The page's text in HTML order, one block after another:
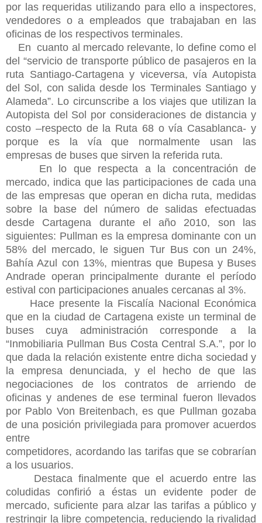
por las requeridas utilizando para ello a inspectores,
vendedores o a empleados que trabajaban en las
oficinas de los respectivos terminales.
En cuanto al mercado relevante, lo define como el
del “servicio de transporte público de pasajeros en la
ruta Santiago-Cartagena y viceversa, vía Autopista
del Sol, con salida desde los Terminales Santiago y
Alameda”. Lo circunscribe a los viajes que utilizan la
Autopista del Sol por consideraciones de distancia y
costo –respecto de la Ruta 68 o vía Casablanca- y
porque es la vía que normalmente usan las
empresas de buses que sirven la referida ruta.
En lo que respecta a la concentración de
mercado, indica que las participaciones de cada una
de las empresas que operan en dicha ruta, medidas
sobre la base del número de salidas efectuadas
desde Cartagena durante el año 2010, son las
siguientes: Pullman es la empresa dominante con un
58% del mercado, le siguen Tur Bus con un 24%,
Bahía Azul con 13%, mientras que Bupesa y Buses
Andrade operan principalmente durante el período
estival con participaciones anuales cercanas al 3%.
Hace presente la Fiscalía Nacional Económica
que en la ciudad de Cartagena existe un terminal de
buses cuya administración corresponde a la
“Inmobiliaria Pullman Bus Costa Central S.A.”, por lo
que dada la relación existente entre dicha sociedad y
la empresa denunciada, y el hecho de que las
negociaciones de los contratos de arriendo de
oficinas y andenes de ese terminal fueron llevados
por Pablo Von Breitenbach, es que Pullman gozaba
de una posición privilegiada para promover acuerdos
entre
competidores, acordando las tarifas que se cobrarían
a los usuarios.
Destaca finalmente que el acuerdo entre las
coludidas confirió a éstas un evidente poder de
mercado, suficiente para alzar las tarifas a público y
restringir la libre competencia, reduciendo la rivalidad